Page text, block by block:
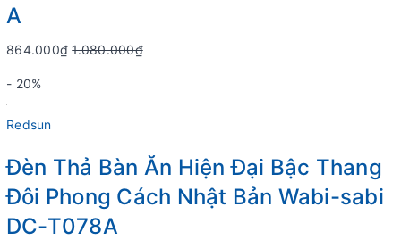
A
864.000₫1.080.000₫
- 20%
Redsun
Đèn Thả Bàn Ăn Hiện Đại Bậc Thang
Đôi Phong Cách Nhật Bản Wabi-sabi
DC-T078A